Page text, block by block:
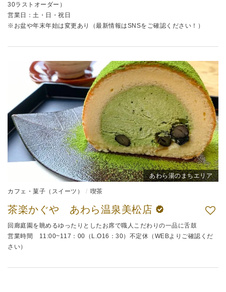
30ラストオーダー）
営業日：土・日・祝日
※お盆や年末年始は変更あり（最新情報はSNSをご確認ください！）
あわら湯のまちエリア
カフェ・菓子（スイーツ） 喫茶
茶楽かぐや あわら温泉美松店
回廊庭園を眺めるゆったりとしたお席で職人こだわりの一品に舌鼓
営業時間 11:00~117：00（L.O16：30）不定休（WEBよりご確認くだ
さい）